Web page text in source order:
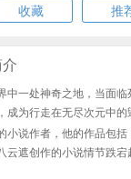
收藏 推
中一处神奇之地，当面
成为行走在无尽次元中的
小说作者，他的作品包括
云遮创作的小说情节跌